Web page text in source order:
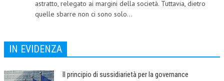
ATTO COSTITUTIVO E STATUTO
OBIETTIVI
DIREZIONE SCIENTIFICA
ALTA FORMAZIONE
astratto, relegato ai margini della società. Tuttavia, dietro
quelle sbarre non ci sono solo...
IN EVIDENZA
Il principio di sussidiarietà per la governance